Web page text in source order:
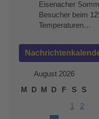
Eisenacher
Besucher beim
Temperaturen…
August 2026
M
D M D F S S
1 2